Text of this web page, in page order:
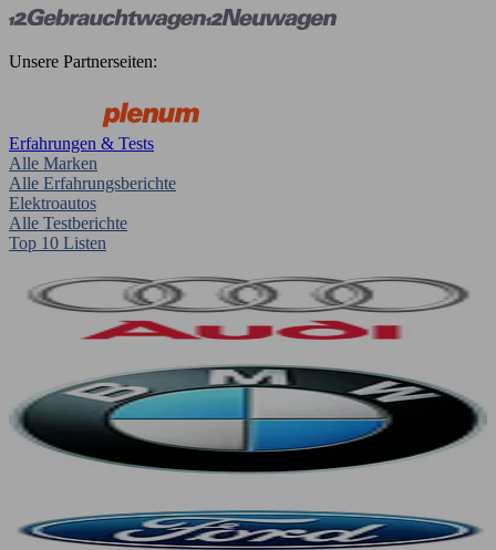
Unsere Partnerseiten:
Erfahrungen & Tests
Alle Marken
Alle Erfahrungsberichte
Elektroautos
Alle Testberichte
Top 10 Listen